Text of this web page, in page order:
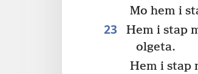
Mo hem i
23
Hem i stap
olgeta.
Hem i stap